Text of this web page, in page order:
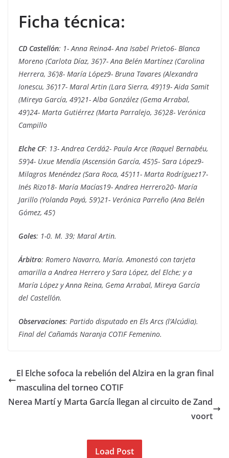
Ficha técnica:
CD Castellón: 1- Anna Reina4- Ana Isabel Prieto6- Blanca
Moreno (Carlota Díaz, 36’)7- Ana Belén Martínez (Carolina
Herrera, 36’)8- María López9- Bruna Tavares (Alexandra
Ionescu, 36’)17- Maral Artin (Lara Sierra, 49’)19- Aida Samit
(Mireya García, 49’)21- Alba González (Gema Arrabal,
49’)24- Marta Gutiérrez (Marta Parralejo, 36’)28- Verónica
Campillo
Elche CF: 13- Andrea Cerdá2- Paula Arce (Raquel Bernabéu,
59’)4- Uxue Mendía (Ascensión García, 45’)5- Sara López9-
Milagros Menéndez (Sara Roca, 45’)11- Marta Rodríguez17-
Inés Rizo18- María Macías19- Andrea Herrero20- María
Jarillo (Yolanda Payá, 59’)21- Verónica Parreño (Ana Belén
Gómez, 45’)
Goles: 1-0. M. 39; Maral Artin.
Árbitro: Romero Navarro, María. Amonestó con tarjeta
amarilla a Andrea Herrero y Sara López, del Elche; y a
María López y Anna Reina, Gema Arrabal, Mireya García
del Castellón.
Observaciones: Partido disputado en Els Arcs (l’Alcúdia).
Final del Cañamás Naranja COTIF Femenino.
El Elche sofoca la rebelión del Alzira en la gran final
masculina del torneo COTIF
Nerea Martí y Marta García llegan al circuito de Zand
voort
Load Post